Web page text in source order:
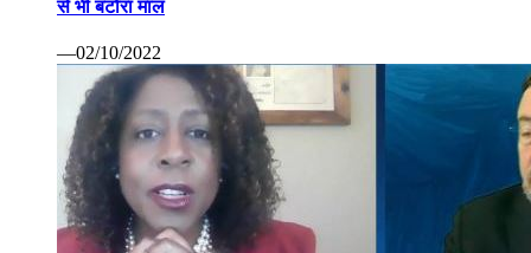
से भी बटोरा माल
—02/10/2022